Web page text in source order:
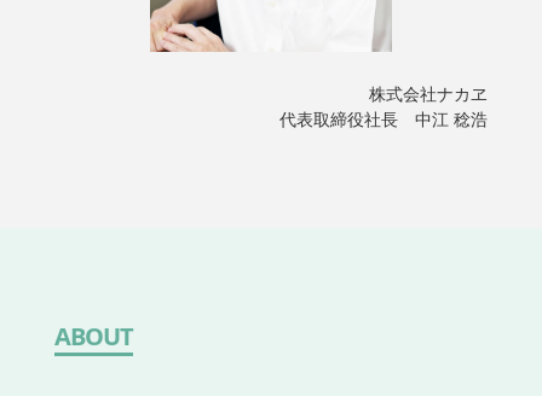
株式会社ナカヱ
代表取締役社長 中江 稔浩
ABOUT